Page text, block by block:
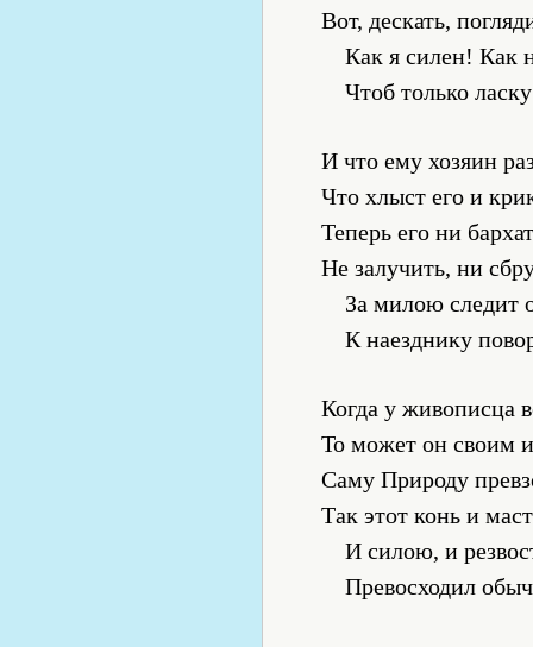
Вот, дескать,
Как я силен! Как
Чтоб только
И что ему хозяин
Что хлыст его и
Теперь его ни
Не залучить, ни
За милою следит
К наезднику
Когда у живописца
То может он своим
Саму Природу
Так этот конь и
И силою, и
Превосходил